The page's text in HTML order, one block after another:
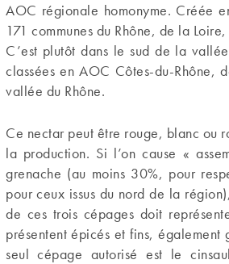
AOC régionale homonyme. Créée
171 communes du Rhône, de la
C’est plutôt dans le sud de la
classées en AOC Côtes-du-Rhône,
vallée du Rhône.
Ce nectar peut être rouge, blanc ou
la production. Si l’on cause «
grenache (au moins 30%, pour
pour ceux issus du nord de la
de ces trois cépages doit
présentent épicés et fins,
seul cépage autorisé est le